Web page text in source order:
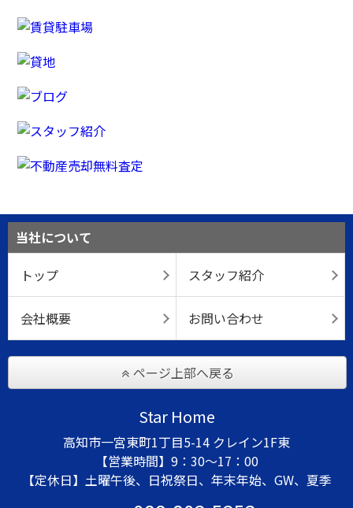
当社について
トップ
スタッフ紹介
会社概要 お問い合わせ
ページ上部へ戻る
Star Home
高知市一宮東町1丁目5-14 クレイン1F東
【営業時間】9：30～17：00
【定休日】土曜午後、日祝祭日、年末年始、GW、夏季